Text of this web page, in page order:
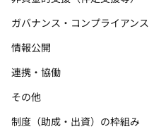
ガバナンス・コンプライアンス
情報公開
連携・協働
その他
制度（助成・出資）の枠組み